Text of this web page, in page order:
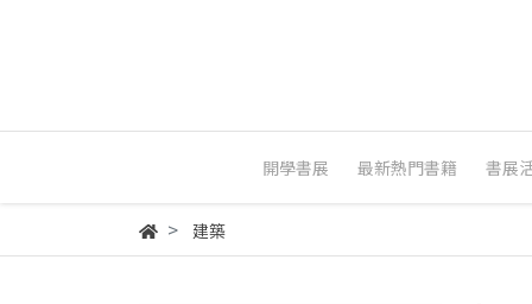
開學書展 最新熱門書籍 書展
建築